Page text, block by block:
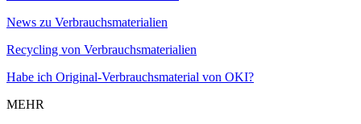
News zu Verbrauchsmaterialien
Recycling von Verbrauchsmaterialien
Habe ich Original-Verbrauchsmaterial von OKI?
MEHR